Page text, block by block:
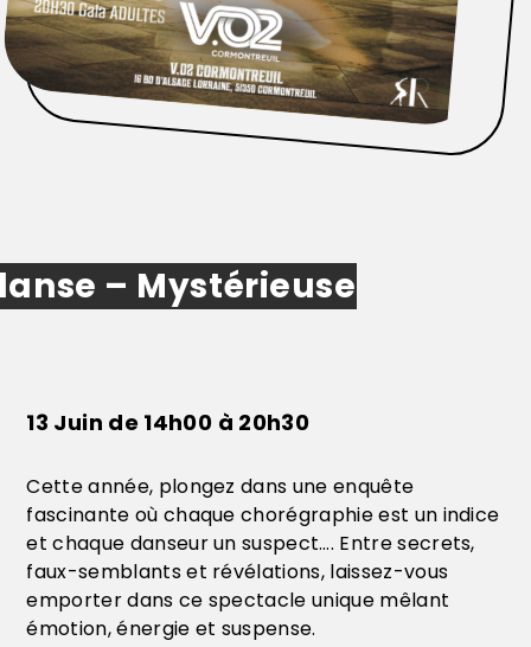
– Mystérieuse
13 Juin de 14h00 à 20h30
Cette année, plongez dans une enquête
fascinante où chaque chorégraphie est un indice
et chaque danseur un suspect…. Entre secrets,
faux-semblants et révélations, laissez-vous
emporter dans ce spectacle unique mêlant
émotion, énergie et suspense.